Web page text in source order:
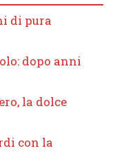
di pura
dopo anni
la dolce
con la